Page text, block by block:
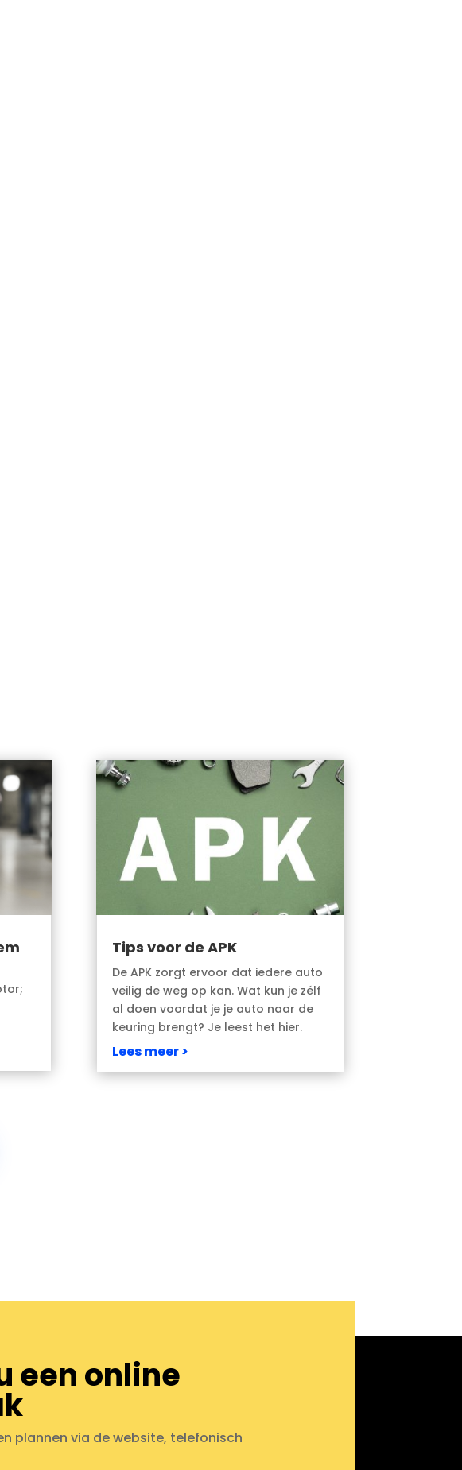
Tips voor de APK
De APK zorgt ervoor dat iedere auto
veilig de weg op kan. Wat kun je zélf
al doen voordat je je auto naar de
keuring brengt? Je leest het hier.
Lees meer
een online
plannen via de website, telefonisch